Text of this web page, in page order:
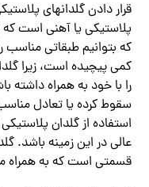
قرار دادن گلدانهای
پلاستیکی یا آهنی است که
که بتوانیم طبقاتی مناسب
کمی پیچیده است، زیرا
را با خود به همراه
سقوط کرده یا تعادل
استفاده از گلدان
عالی در این زمینه باشد.
قسمتی است که به همراه